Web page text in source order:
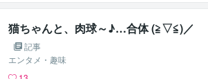
猫ちゃんと、肉球～♪…合体 (≧▽≦)／
記事
エンタメ・趣味